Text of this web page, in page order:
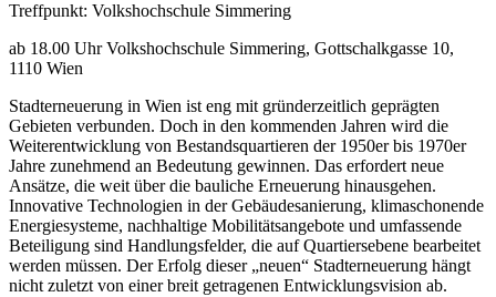
Treffpunkt: Volkshochschule Simmering
ab 18.00 Uhr Volkshochschule Simmering, Gottschalkgasse 10,
1110 Wien
Stadterneuerung in Wien ist eng mit gründerzeitlich geprägten
Gebieten verbunden. Doch in den kommenden Jahren wird die
Weiterentwicklung von Bestandsquartieren der 1950er bis 1970er
Jahre zunehmend an Bedeutung gewinnen. Das erfordert neue
Ansätze, die weit über die bauliche Erneuerung hinausgehen.
Innovative Technologien in der Gebäudesanierung, klimaschonende
Energiesysteme, nachhaltige Mobilitätsangebote und umfassende
Beteiligung sind Handlungsfelder, die auf Quartiersebene bearbeitet
werden müssen. Der Erfolg dieser „neuen“ Stadterneuerung hängt
nicht zuletzt von einer breit getragenen Entwicklungsvision ab.